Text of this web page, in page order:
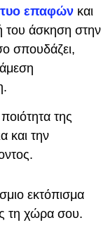
επαφών και
του άσκηση στην
σπουδάζει,
της
και την
εκτόπισμα
τη χώρα σου.